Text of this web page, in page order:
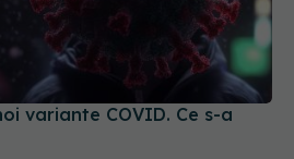
variante COVID. Ce s-a